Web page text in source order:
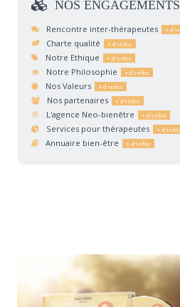
NOS ENGAGEMENTS
Rencontre inter-thérapeutes
Charte qualité
Notre Ethique
Notre Philosophie
Nos Valeurs
Nos partenaires
L'agence Neo-bienêtre
Services pour thérapeutes
Annuaire bien-être